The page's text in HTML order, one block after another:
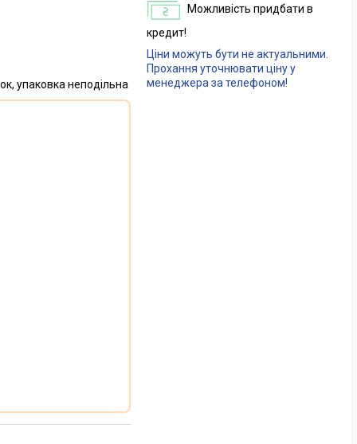
упаковка неподільна
Можливість придбати в
кредит!
Ціни можуть бути не актуальними.
Прохання уточнювати ціну у
менеджера за телефоном!